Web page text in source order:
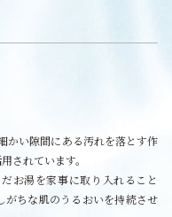
かい隙間にある汚れを落とす作
されています。
お湯を家事に取り入れること
がちな肌のうるおいを持続させ